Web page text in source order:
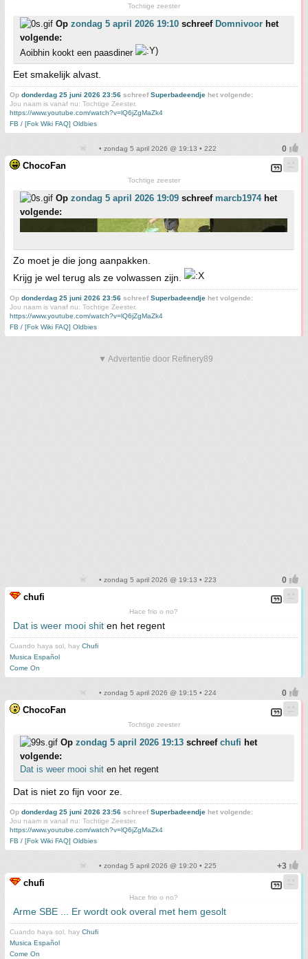
Tochtige zeester
Op zondag 5 april 2026 19:10 schreef Domnivoor het
volgende:
Aoibhin kookt een paasdiner
Eet smakelijk alvast.
Op donderdag 25 juni 2026 23:56 schreefSuperbadeendje het volgende:
Jou naam is vanaf nu: Tochtige Zeester.
https://www.youtube.com/watch?v=lQ6jZgMaZk4
FB / [Fok Wiki FAQ] Oldbies
• zondag 5 april 2026 @ 19:13 • 222
ChocoFan
Tochtige zeester
Op zondag 5 april 2026 19:09 schreef marcb1974het
volgende:
Zo moet je die jong aanpakken.
Krijg je wel terug als ze volwassen zijn.
Op donderdag 25 juni 2026 23:56 schreefSuperbadeendje het volgende:
Jou naam is vanaf nu: Tochtige Zeester.
https://www.youtube.com/watch?v=lQ6jZgMaZk4
FB / [Fok Wiki FAQ] Oldbies
▼ Advertentie door Refinery89
• zondag 5 april 2026 @ 19:13 • 223
chufi
Hace frio o no?
Dat is weer mooi shit en het regent
Cuando haya sol, hay Chufi
Musica Español
Come On
• zondag 5 april 2026 @ 19:15 • 224
ChocoFan
Tochtige zeester
Op zondag 5 april 2026 19:13 schreef chufi het
volgende:
Dat is weer mooi shit en het regent
Dat is niet zo fijn voor ze.
Op donderdag 25 juni 2026 23:56 schreefSuperbadeendje het volgende:
Jou naam is vanaf nu: Tochtige Zeester.
https://www.youtube.com/watch?v=lQ6jZgMaZk4
FB / [Fok Wiki FAQ] Oldbies
• zondag 5 april 2026 @ 19:20 • 225
chufi
Hace frio o no?
Arme SBE ... Er wordt ook overal met hem gesolt
Cuando haya sol, hay Chufi
Musica Español
Come On